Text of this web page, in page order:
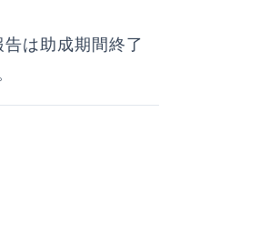
は助成期間終了